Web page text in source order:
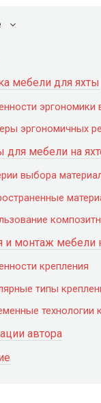
мебели для яхты
эргономики
эргономичных
для мебели на
выбора
и монтаж мебели
крепления
типы
технологии
автора